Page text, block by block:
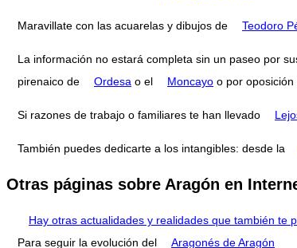
Maravillate con las acuarelas y dibujos de Teodoro
La información no estará completa sin un paseo por
pirenaico de
Ordesa o el Moncayo o por
Si razones de trabajo o familiares te han llevado
También puedes dedicarte a los intangibles: desde la
Otras páginas sobre Aragón en
Hay otras actualidades y realidades que también te
Para seguir la evolución del
Aragonés de Aragón